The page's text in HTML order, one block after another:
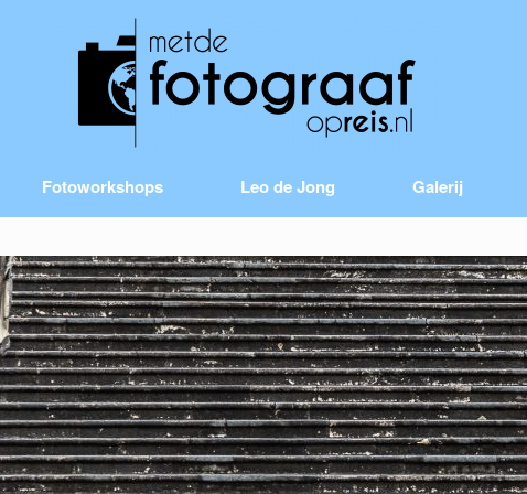
Fotoworkshops Leo de Jong Galerij